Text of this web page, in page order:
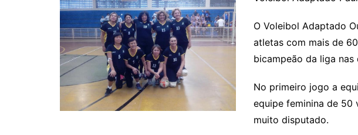
O Voleibol Adaptado
atletas com mais de
bicampeão da liga
No primeiro jogo a
equipe feminina de 50
muito disputado.